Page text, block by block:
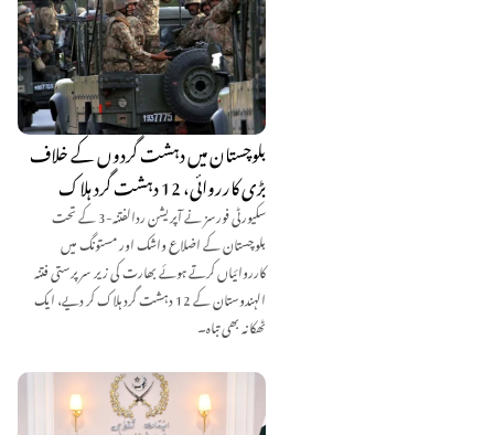
بلوچستان میں دہشت گردوں کے خلاف
بڑی کارروائی، 12 دہشت گرد ہلاک
سکیورٹی فورسز نے آپریشن ردالفتنہ-3 کے تحت
بلوچستان کے اضلاع واشک اور مستونگ میں
کارروائیاں کرتے ہوئے بھارت کی زیر سرپرستی فتنہ
الہندوستان کے 12 دہشت گرد ہلاک کر دیے، ایک
ٹھکانہ بھی تباہ۔